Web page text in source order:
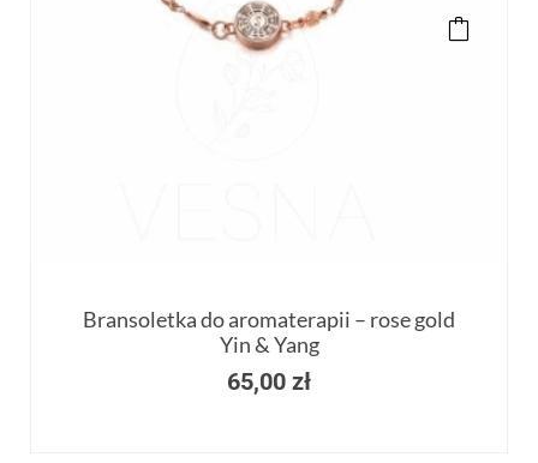
Bransoletka do aromaterapii – rose gold
Yin & Yang
65,00 zł